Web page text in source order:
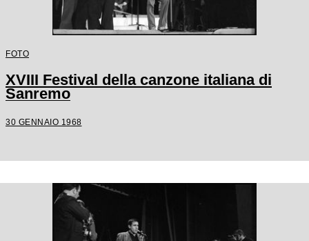
FOTO
XVIII Festival della canzone italiana di
Sanremo
30 GENNAIO 1968